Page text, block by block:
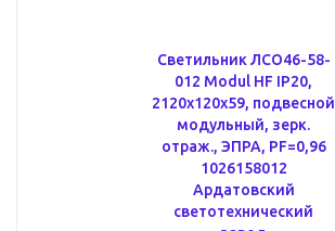
Cветильник ЛСО46-58-
012 Modul HF IP20,
2120х120х59, подвесной
модульный, зерк.
отраж., ЭПРА, PF=0,96
1026158012
Ардатовский
светотехнический